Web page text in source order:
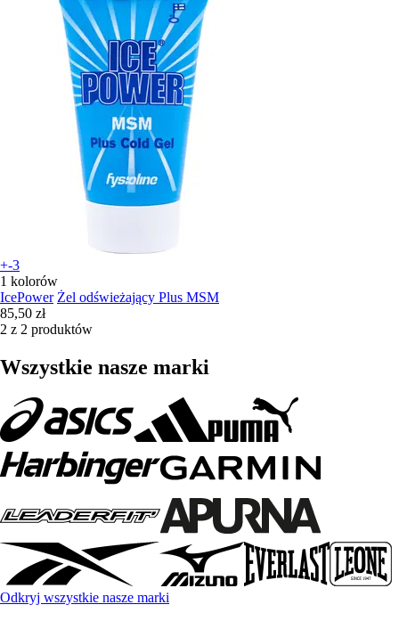
+-3
1 kolorów
IcePower Żel odświeżający Plus MSM
85,50 zł
2 z 2 produktów
Wszystkie nasze marki
Odkryj wszystkie nasze marki